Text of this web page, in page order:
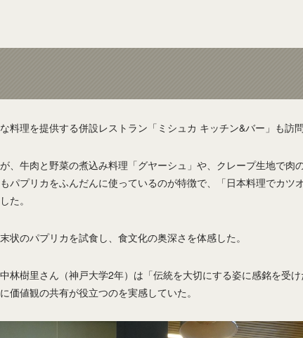
料理を提供する併設レストラン「ミシュカ キッチン&バー」も訪問
、牛肉と野菜の煮込み料理「グヤーシュ」や、クレープ生地で肉
パプリカをふんだんに使っているのが特徴で、「日本料理でカツ
た。
状のパプリカを試食し、食文化の奥深さを体感した。
林樹里さん（神戸大学2年）は「伝統を大切にする姿に感銘を受
価値観の共有が役立つのを実感していた。